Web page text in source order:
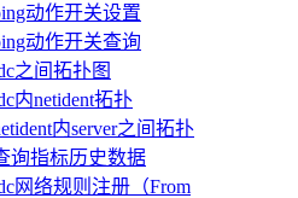
动作开关设置
动作开关查询
之间拓扑图
内netident拓扑
内server之间拓扑
询指标历史数据
网络规则注册（From